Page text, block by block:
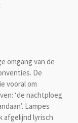
omgang van de
De
vooral om
‘de nachtploeg
Lampes
afgelijnd lyrisch